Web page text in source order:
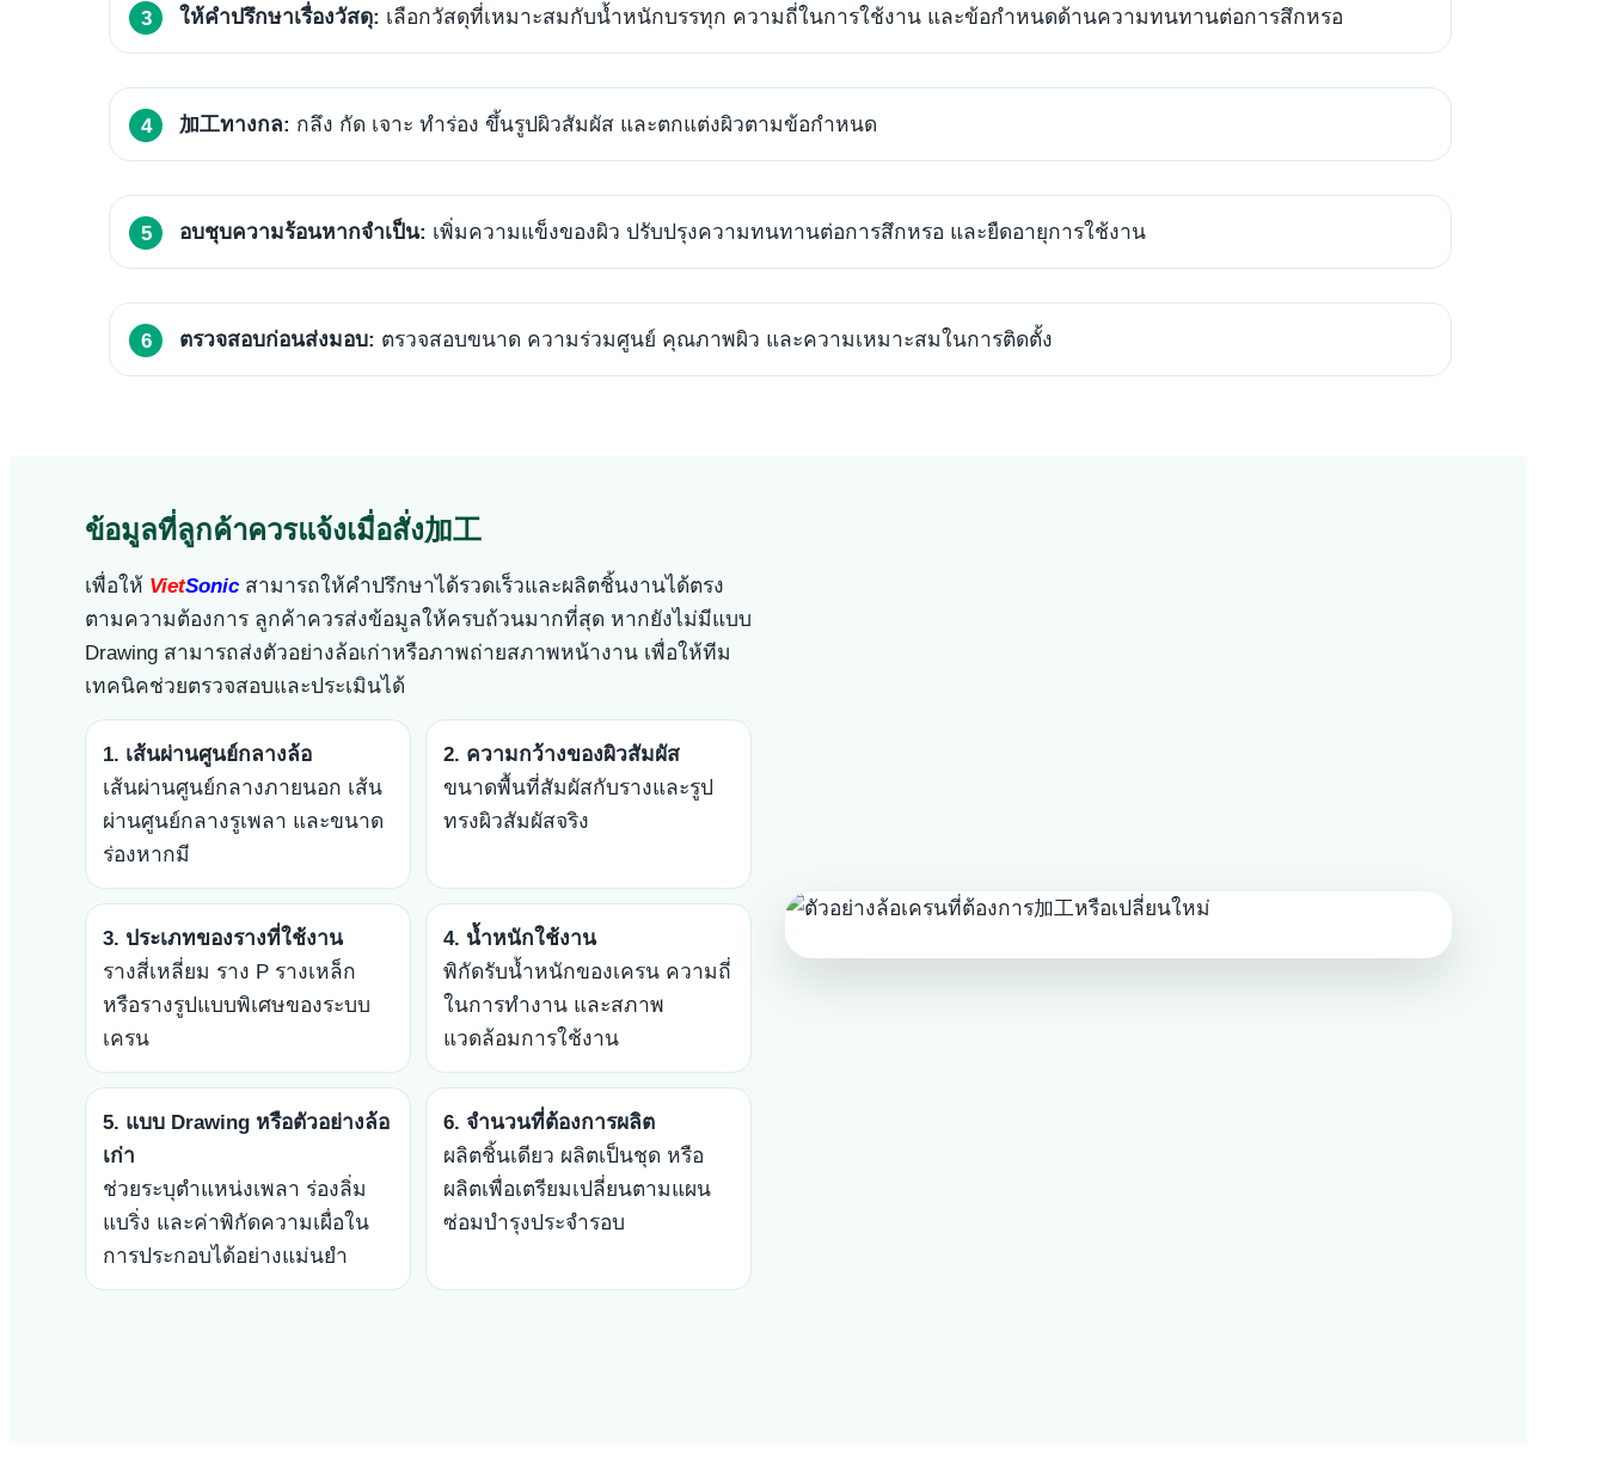
ให้คำปรึกษาเรื่องวัสดุ: เลือกวัสดุที่เหมาะสมกับน้ำหนักบรรทุก ความถี่ในการใช้งาน และข้อกำหนดด้านความทนทานต่อการสึกหรอ
加工ทางกล: กลึง กัด เจาะ ทำร่อง ขึ้นรูปผิวสัมผัส และตกแต่งผิวตามข้อกำหนด
อบชุบความร้อนหากจำเป็น: เพิ่มความแข็งของผิว ปรับปรุงความทนทานต่อการสึกหรอ และยืดอายุการใช้งาน
ตรวจสอบก่อนส่งมอบ: ตรวจสอบขนาด ความร่วมศูนย์ คุณภาพผิว และความเหมาะสมในการติดตั้ง
ข้อมูลที่ลูกค้าควรแจ้งเมื่อสั่ง加工
เพื่อให้ VietSonic สามารถให้คำปรึกษาได้รวดเร็วและผลิตชิ้นงานได้ตรง
ตามความต้องการ ลูกค้าควรส่งข้อมูลให้ครบถ้วนมากที่สุด หากยังไม่มีแบบ
Drawing สามารถส่งตัวอย่างล้อเก่าหรือภาพถ่ายสภาพหน้างาน เพื่อให้ทีม
เทคนิคช่วยตรวจสอบและประเมินได้
1. เส้นผ่านศูนย์กลางล้อ
เส้นผ่านศูนย์กลางภายนอก เส้น
ผ่านศูนย์กลางรูเพลา และขนาด
ร่องหากมี
2. ความกว้างของผิวสัมผัส
ขนาดพื้นที่สัมผัสกับรางและรูป
ทรงผิวสัมผัสจริง
3. ประเภทของรางที่ใช้งาน
รางสี่เหลี่ยม ราง P รางเหล็ก
หรือรางรูปแบบพิเศษของระบบ
เครน
4. น้ำหนักใช้งาน
พิกัดรับน้ำหนักของเครน ความถี่
ในการทำงาน และสภาพ
แวดล้อมการใช้งาน
5. แบบ Drawing หรือตัวอย่างล้อ
เก่า
ช่วยระบุตำแหน่งเพลา ร่องลิ่ม
แบริ่ง และค่าพิกัดความเผื่อใน
การประกอบได้อย่างแม่นยำ
6. จำนวนที่ต้องการผลิต
ผลิตชิ้นเดียว ผลิตเป็นชุด หรือ
ผลิตเพื่อเตรียมเปลี่ยนตามแผน
ซ่อมบำรุงประจำรอบ